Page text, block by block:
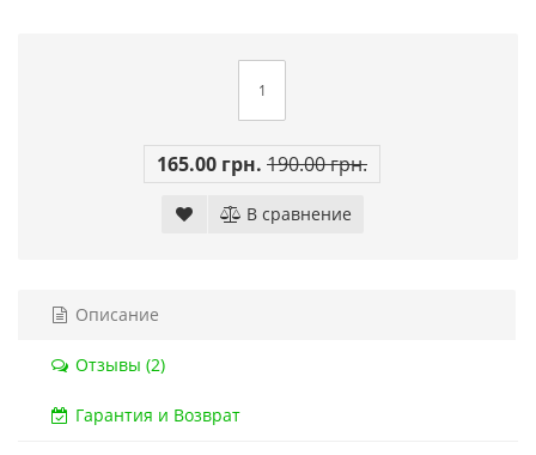
Сега Мега Драйв 2 (ОРИГИНАЛЬНОЕ
качество!)
79 отзывов
165.00 грн. 190.00 грн.
В сравнение
Описание
Отзывы (2)
Гарантия и Возврат